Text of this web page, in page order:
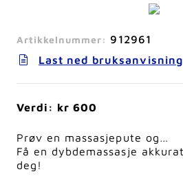
Artikkelnummer: 912961
Last ned bruksanvisning
Verdi: kr 600
Prøv en massasjepute og…
Få en dybdemassasje
deg!